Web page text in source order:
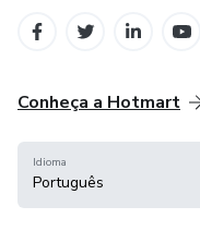
Conheça a Hotmart
Idioma
Português